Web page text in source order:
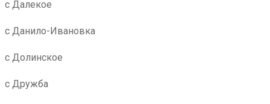
с Далекое
с Данило-Ивановка
с Долинское
с Дружба